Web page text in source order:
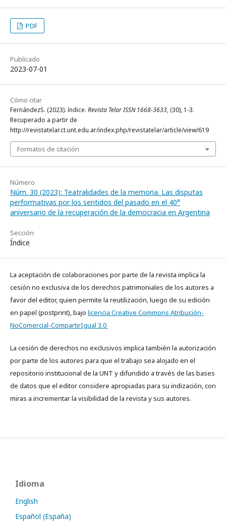
PDF
Publicado
2023-07-01
Cómo citar
FernándezS. (2023). índice. Revista Telar ISSN 1668-3633, (30), 1-3.
Recuperado a partir de
http://revistatelar.ct.unt.edu.ar/index.php/revistatelar/article/view/619
Formatos de citación
Número
Núm. 30 (2023): Teatralidades de la memoria. Las disputas
performativas por los sentidos del pasado en el 40°
aniversario de la recuperación de la democracia en Argentina
Sección
Índice
La aceptación de colaboraciones por parte de la revista implica la
cesión no exclusiva de los derechos patrimoniales de los autores a
favor del editor, quien permite la reutilización, luego de su edición
en papel (postprint), bajo licencia Creative Commons Atribución-
NoComercial-CompartirIgual 3.0
La cesión de derechos no exclusivos implica también la autorización
por parte de los autores para que el trabajo sea alojado en el
repositorio institucional de la UNT y difundido a través de las bases
de datos que el editor considere apropiadas para su indización, con
miras a incrementar la visibilidad de la revista y sus autores.
Idioma
English
Español (España)